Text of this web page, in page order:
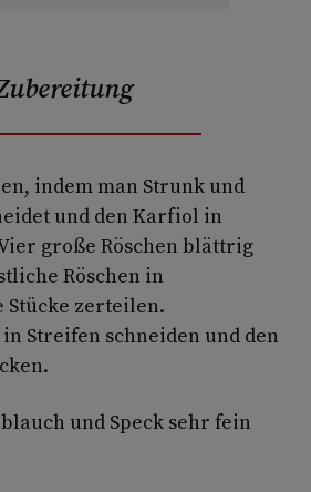
indem man Strunk und
und den Karfiol in
große Röschen blättrig
Röschen in
Stücke zerteilen.
Streifen schneiden und den
und Speck sehr fein